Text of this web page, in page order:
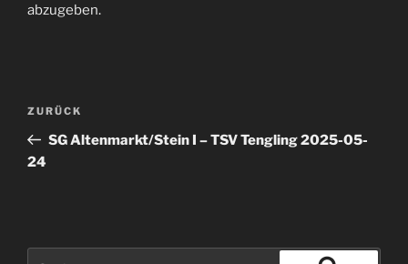
abzugeben.
ZURÜCK
SG Altenmarkt/Stein I – TSV Tengling 2025-05-
24